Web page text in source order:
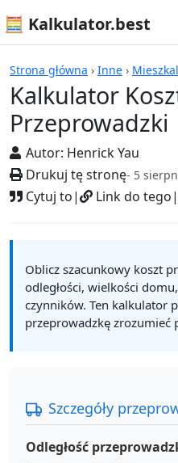
🧮 Kalkulator.best
Strona główna › Inne ›
Kalkulator
Przeprowadzki
Autor: Henrick Yau
Drukuj tę stronę- 5
Cytuj to| Link do tego|
Kalkulatory
Oblicz szacunkowy koszt
odległości, wielkości
czynników. Ten kalkulator
przeprowadzkę zrozumieć
Szczegóły
Odległość